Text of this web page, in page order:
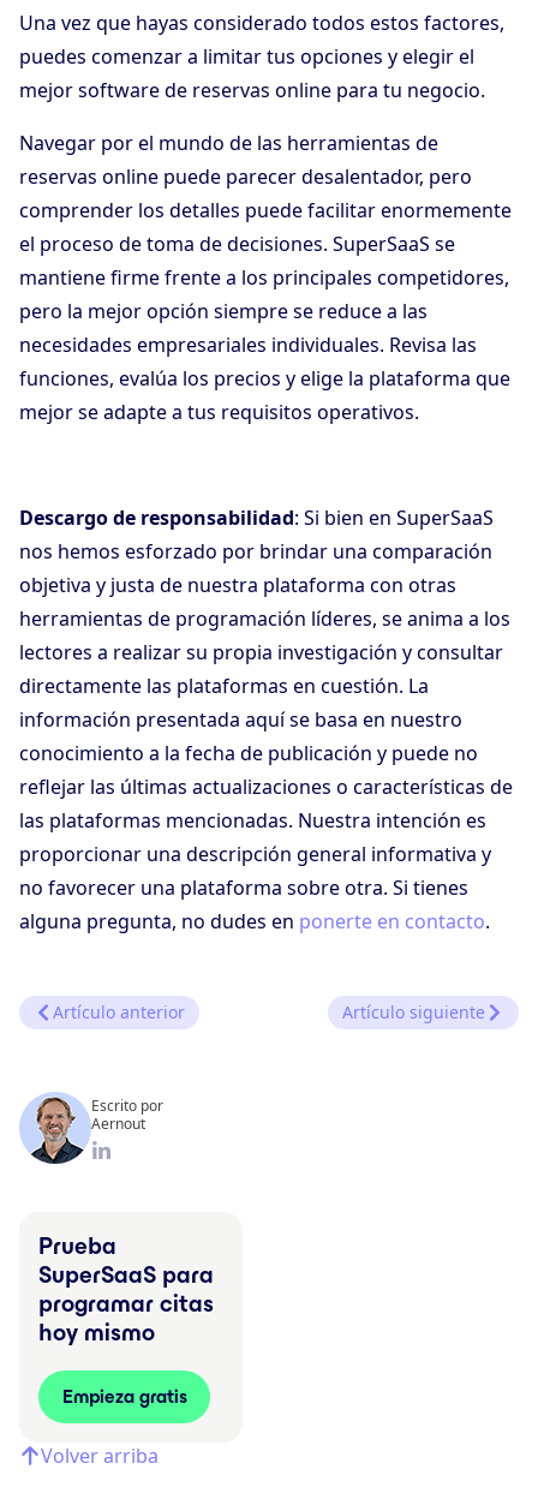
Una vez que hayas considerado todos estos factores,
puedes comenzar a limitar tus opciones y elegir el
mejor software de reservas online para tu negocio.
Navegar por el mundo de las herramientas de
reservas online puede parecer desalentador, pero
comprender los detalles puede facilitar enormemente
el proceso de toma de decisiones. SuperSaaS se
mantiene firme frente a los principales competidores,
pero la mejor opción siempre se reduce a las
necesidades empresariales individuales. Revisa las
funciones, evalúa los precios y elige la plataforma que
mejor se adapte a tus requisitos operativos.
Descargo de responsabilidad: Si bien en SuperSaaS
nos hemos esforzado por brindar una comparación
objetiva y justa de nuestra plataforma con otras
herramientas de programación líderes, se anima a los
lectores a realizar su propia investigación y consultar
directamente las plataformas en cuestión. La
información presentada aquí se basa en nuestro
conocimiento a la fecha de publicación y puede no
reflejar las últimas actualizaciones o características de
las plataformas mencionadas. Nuestra intención es
proporcionar una descripción general informativa y
no favorecer una plataforma sobre otra. Si tienes
alguna pregunta, no dudes en ponerte en contacto.
Artículo anterior Artículo siguiente
Escrito por
Aernout
Prueba
SuperSaaS para
programar citas
hoy mismo
Empieza gratis
Volver arriba